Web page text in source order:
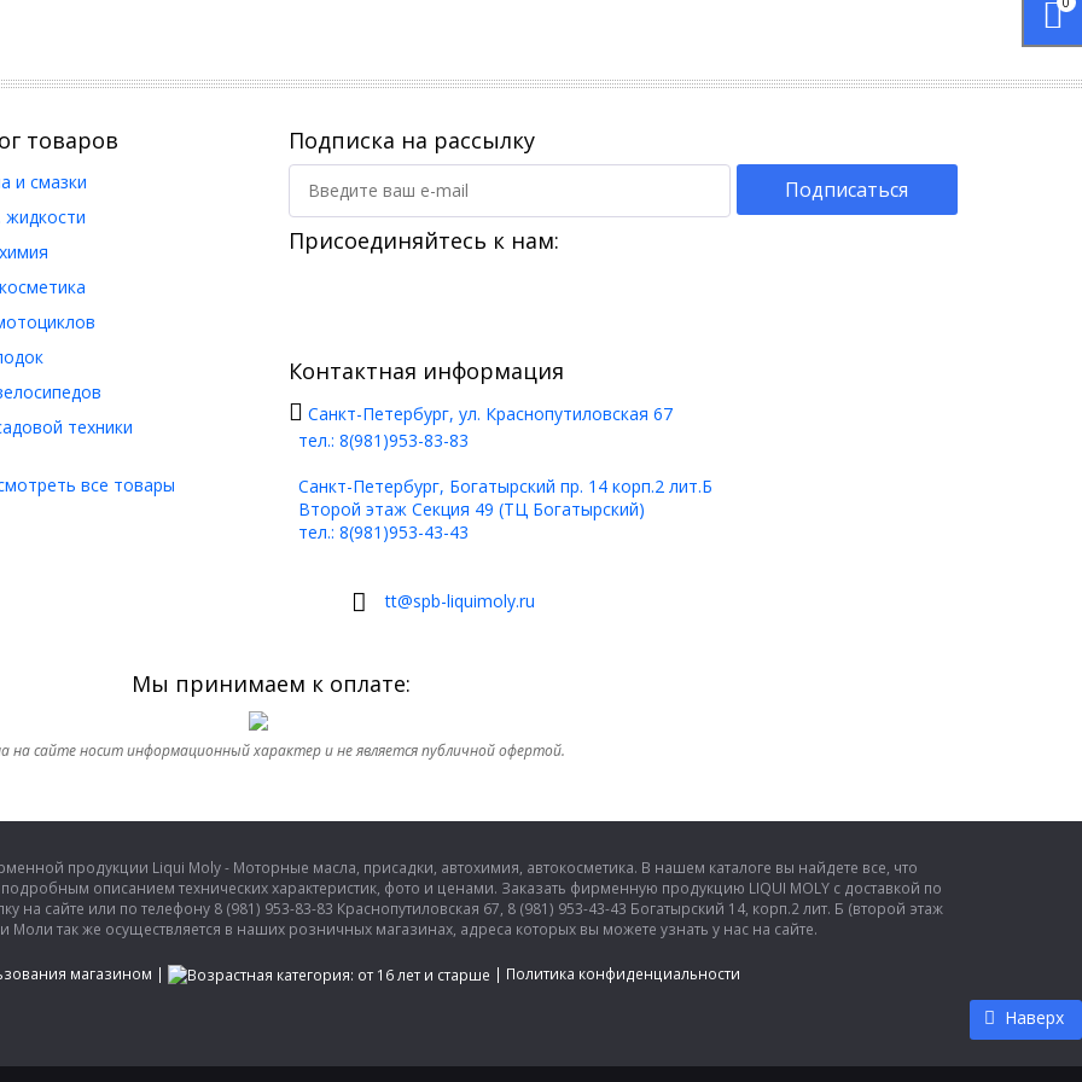
Наверх
с предписаниями изготовителя. Хранить только в
и считается достоверной, тем не менее, она
рекомендации.
товаров
и смазки
жидкости
техники
все товары
Подписка на рассылку
Подписаться
Присоединяйтесь к нам:
Контактная информация
Санкт-Петербург, ул. Краснопутиловская 67
тел.: 8(981)953-83-83
Санкт-Петербург, Богатырский пр. 14 корп.2 лит.Б
Второй этаж Секция 49 (ТЦ Богатырский)
тел.: 8(981)953-43-43
tt@spb-liquimoly.ru
Мы принимаем к оплате:
на сайте носит информационный характер и не является публичной офертой.
продукции Liqui Moly - Моторные масла, присадки, автохимия, автокосметика. В нашем каталоге вы найдете все, что
описанием технических характеристик, фото и ценами. Заказать фирменную продукцию LIQUI MOLY с доставкой по
на сайте или по телефону 8 (981) 953-83-83 Краснопутиловская 67, 8 (981) 953-43-43 Богатырский 14, корп.2 лит. Б (второй этаж
так же осуществляется в наших розничных магазинах, адреса которых вы можете узнать у нас на сайте.
магазином | | Политика конфиденциальности